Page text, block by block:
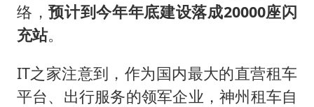
络，预计到今年年底建设落成20000座闪
充站。
IT之家注意到，作为国内最大的直营租车
平台、出行服务的领军企业，神州租车自